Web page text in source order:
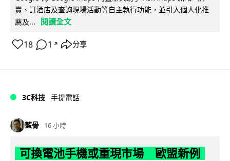
賣、訂酒店及查詢現場活動等自主執行功能，並引入個人化推
薦及...
閱讀全文
18 1 ↗ 分享
3C科技 手提電話
藍骨 16 小時
可換電池手機或重現市場 歐盟新例